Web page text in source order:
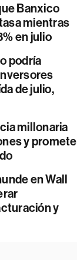
Banxico
mientras
en julio
podría
de julio,
millonaria
y promete
en Wall
y